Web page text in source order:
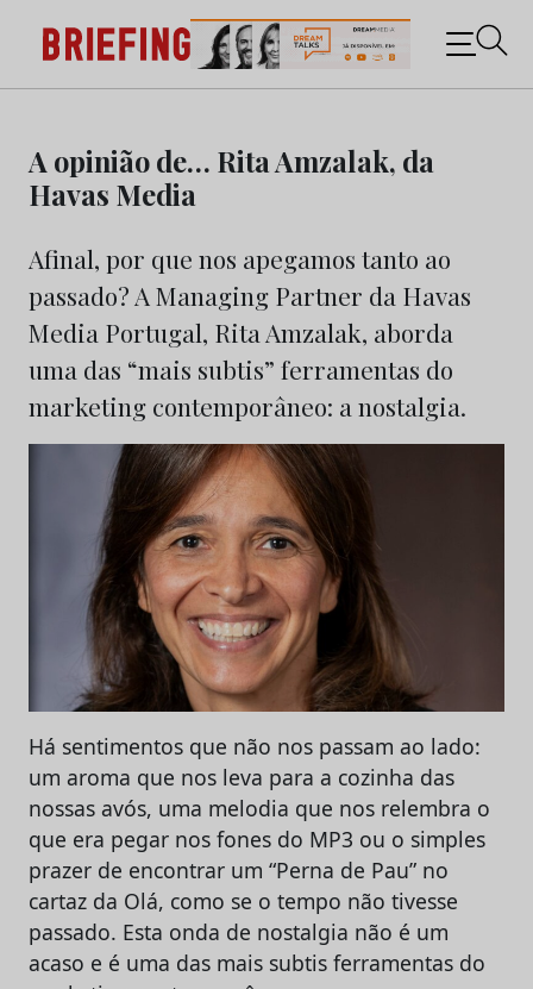
content
Briefing: Todas as notícias sobre os negócios do
Marketing e da Publicidade
A opinião de… Rita Amzalak, da
Havas Media
Afinal, por que nos apegamos tanto ao
passado? A Managing Partner da Havas
Media Portugal, Rita Amzalak, aborda
uma das “mais subtis” ferramentas do
marketing contemporâneo: a nostalgia.
Há sentimentos que não nos passam ao lado:
um aroma que nos leva para a cozinha das
nossas avós, uma melodia que nos relembra o
que era pegar nos fones do MP3 ou o simples
prazer de encontrar um “Perna de Pau” no
cartaz da Olá, como se o tempo não tivesse
passado. Esta onda de nostalgia não é um
acaso e é uma das mais subtis ferramentas do